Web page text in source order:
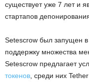
существует уже 7 лет и
стартапов
Setescrow был запущен
поддержку множества
Setescrow предлагает
токенов, среди них